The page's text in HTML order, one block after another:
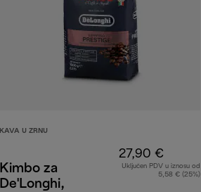
KAVA U ZRNU
Kimbo za
De'Longhi,
27,90 €
Uključen PDV u iznosu od
5,58 € (25%)